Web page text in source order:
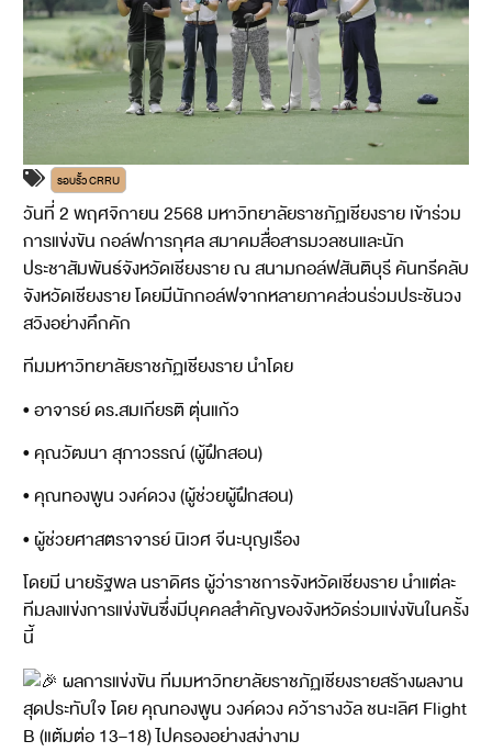
รอบรั้ว CRRU
วันที่ 2 พฤศจิกายน 2568 มหาวิทยาลัยราชภัฏเชียงราย เข้าร่วม
การแข่งขัน กอล์ฟการกุศล สมาคมสื่อสารมวลชนและนัก
ประชาสัมพันธ์จังหวัดเชียงราย ณ สนามกอล์ฟสันติบุรี คันทรีคลับ
จังหวัดเชียงราย โดยมีนักกอล์ฟจากหลายภาคส่วนร่วมประชันวง
สวิงอย่างคึกคัก
ทีมมหาวิทยาลัยราชภัฏเชียงราย นำโดย
• อาจารย์ ดร.สมเกียรติ ตุ่นแก้ว
• คุณวัฒนา สุภาวรรณ์ (ผู้ฝึกสอน)
• คุณทองพูน วงค์ดวง (ผู้ช่วยผู้ฝึกสอน)
• ผู้ช่วยศาสตราจารย์ นิเวศ จีนะบุญเรือง
โดยมี นายรัฐพล นราดิศร ผู้ว่าราชการจังหวัดเชียงราย นำแต่ละ
ทีมลงแข่งการแข่งขันซึ่งมีบุคคลสำคัญของจังหวัดร่วมแข่งขันในครั้ง
นี้
ผลการแข่งขัน ทีมมหาวิทยาลัยราชภัฏเชียงรายสร้างผลงาน
สุดประทับใจ โดย คุณทองพูน วงค์ดวง คว้ารางวัล ชนะเลิศ Flight
B (แต้มต่อ 13–18) ไปครองอย่างสง่างาม